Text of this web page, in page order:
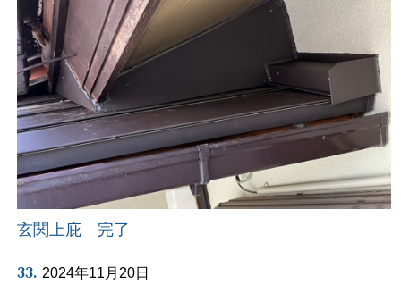
玄関上庇 完了
33. 2024年11月20日